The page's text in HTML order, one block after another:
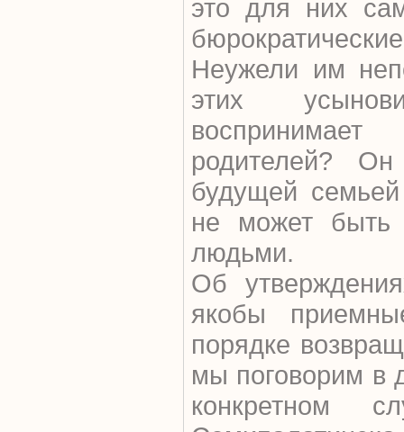
это для них
Неужели им
этих
родителей?
будущей
не может
людьми.
Об
якобы
порядке
мы поговорим в
конкретном